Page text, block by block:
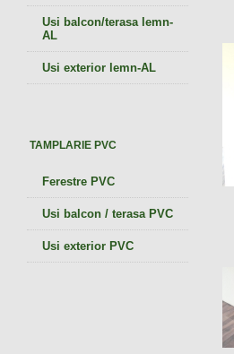
Usi balcon/terasa lemn-
AL
Usi exterior lemn-AL
TAMPLARIE PVC
Ferestre PVC
Usi balcon / terasa PVC
Usi exterior PVC